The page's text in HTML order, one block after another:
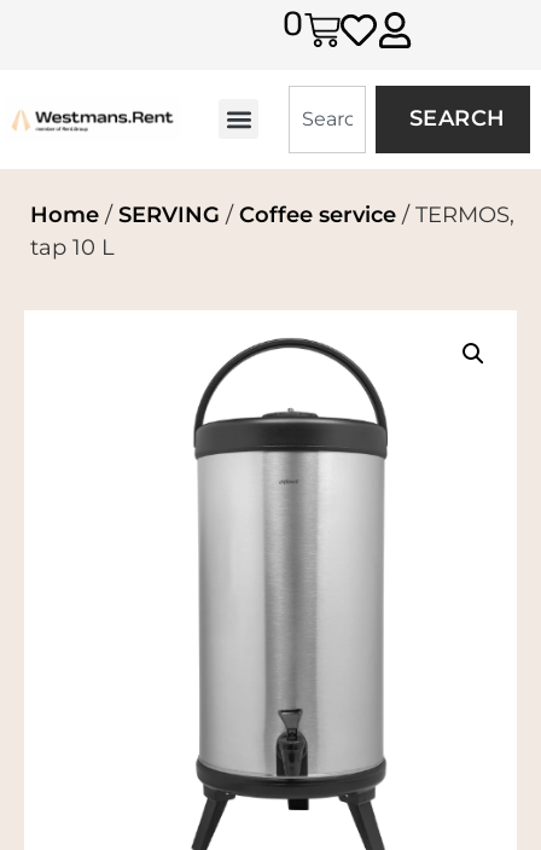
0
SEARCH
Home / SERVING / Coffee service / TERMOS,
tap 10 L